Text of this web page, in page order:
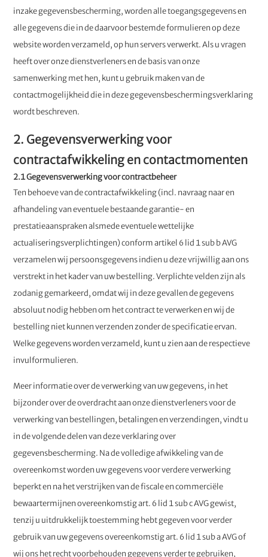
inzake gegevensbescherming, worden alle toegangsgegevens en
alle gegevens die in de daarvoor bestemde formulieren op deze
website worden verzameld, op hun servers verwerkt. Als u vragen
heeft over onze dienstverleners en de basis van onze
samenwerking met hen, kunt u gebruik maken van de
contactmogelijkheid die in deze gegevensbeschermingsverklaring
wordt beschreven.
2. Gegevensverwerking voor
contractafwikkeling en contactmomenten
2.1 Gegevensverwerking voor contractbeheer
Ten behoeve van de contractafwikkeling (incl. navraag naar en
afhandeling van eventuele bestaande garantie- en
prestatieaanspraken alsmede eventuele wettelijke
actualiseringsverplichtingen) conform artikel 6 lid 1 sub b AVG
verzamelen wij persoonsgegevens indien u deze vrijwillig aan ons
verstrekt in het kader van uw bestelling. Verplichte velden zijn als
zodanig gemarkeerd, omdat wij in deze gevallen de gegevens
absoluut nodig hebben om het contract te verwerken en wij de
bestelling niet kunnen verzenden zonder de specificatie ervan.
Welke gegevens worden verzameld, kunt u zien aan de respectieve
invulformulieren.
Meer informatie over de verwerking van uw gegevens, in het
bijzonder over de overdracht aan onze dienstverleners voor de
verwerking van bestellingen, betalingen en verzendingen, vindt u
in de volgende delen van deze verklaring over
gegevensbescherming. Na de volledige afwikkeling van de
overeenkomst worden uw gegevens voor verdere verwerking
beperkt en na het verstrijken van de fiscale en commerciële
bewaartermijnen overeenkomstig art. 6 lid 1 sub c AVG gewist,
tenzij u uitdrukkelijk toestemming hebt gegeven voor verder
gebruik van uw gegevens overeenkomstig art. 6 lid 1 sub a AVG of
wij ons het recht voorbehouden gegevens verder te gebruiken,